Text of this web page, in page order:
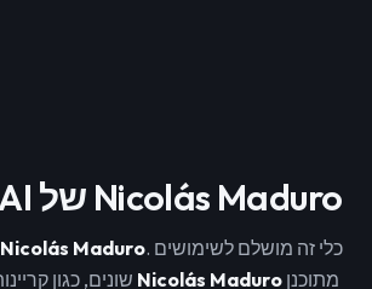
התחל להשתמש במחולל הקול AI של Nicolás Maduro
Nicolás Maduro. כלי זה מושלם לשימושים
Nicolás Maduroמתוכנן